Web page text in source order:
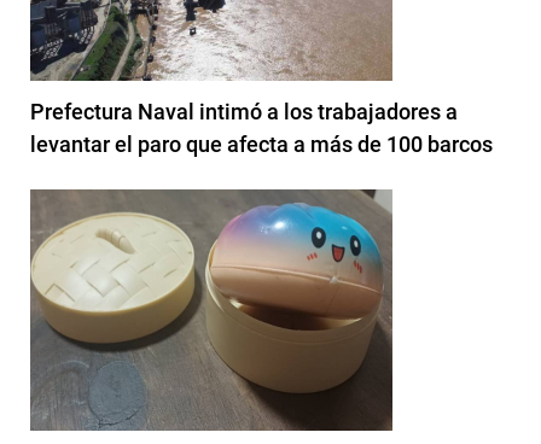
Prefectura Naval intimó a los trabajadores a
levantar el paro que afecta a más de 100 barcos